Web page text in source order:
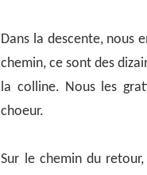
Dans la descente, nous
chemin, ce sont des
la colline. Nous les
choeur.
Sur le chemin du